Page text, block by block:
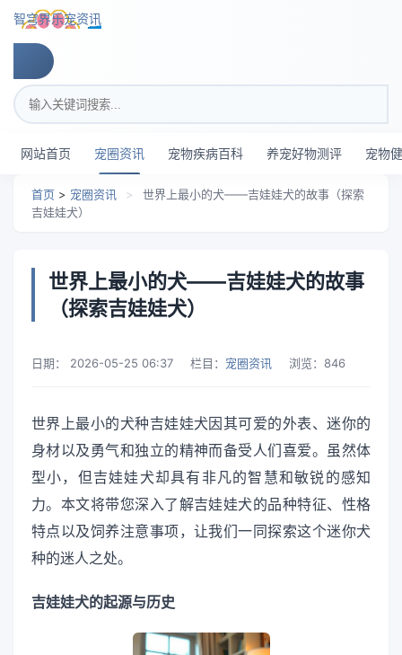
跳转到主要内容
智穹界乐宠资讯
搜索关键词
网站首页 宠圈资讯 宠物疾病百科 养宠好物测评 宠物
首页 > 宠圈资讯 >
世界上最小的犬——吉娃娃犬的故事（探索
吉娃娃犬）
世界上最小的犬——吉娃娃犬的故事
（探索吉娃娃犬）
日期： 2026-05-25 06:37 栏目： 宠圈资讯 浏览： 846
世界上最小的犬种吉娃娃犬因其可爱的外表、迷你的
身材以及勇气和独立的精神而备受人们喜爱。虽然体
型小，但吉娃娃犬却具有非凡的智慧和敏锐的感知
力。本文将带您深入了解吉娃娃犬的品种特征、性格
特点以及饲养注意事项，让我们一同探索这个迷你犬
种的迷人之处。
吉娃娃犬的起源与历史